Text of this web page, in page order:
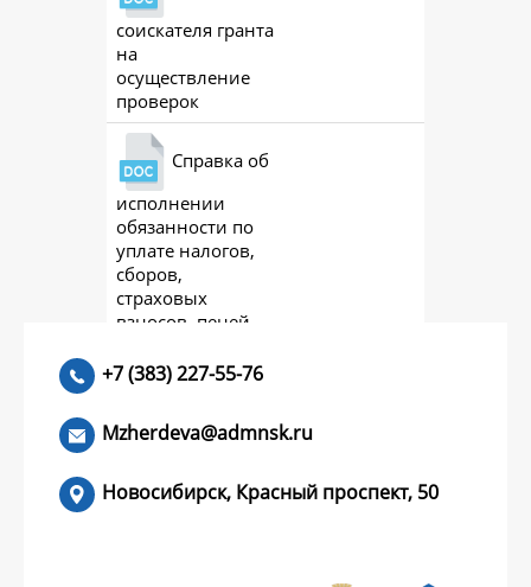
соискателя гранта
на
осуществление
проверок
Справка об
исполнении
обязанности по
уплате налогов,
сборов,
страховых
взносов, пеней,
процентов 2023
+7 (383) 227-55-76
Mzherdeva@admnsk.ru
Новосибирск, Красный проспект, 50